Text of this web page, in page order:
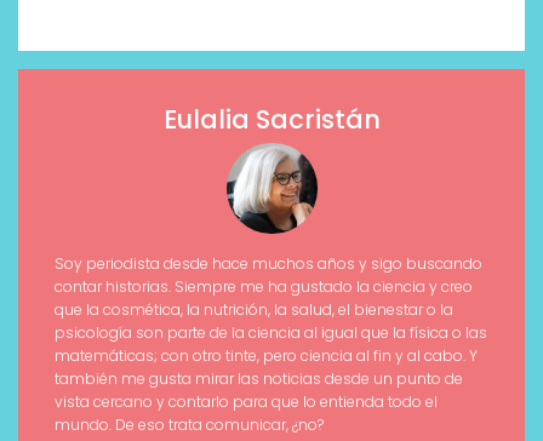
Eulalia Sacristán
Soy periodista desde hace muchos años y sigo buscando
contar historias. Siempre me ha gustado la ciencia y creo
que la cosmética, la nutrición, la salud, el bienestar o la
psicología son parte de la ciencia al igual que la física o las
matemáticas; con otro tinte, pero ciencia al fin y al cabo. Y
también me gusta mirar las noticias desde un punto de
vista cercano y contarlo para que lo entienda todo el
mundo. De eso trata comunicar, ¿no?